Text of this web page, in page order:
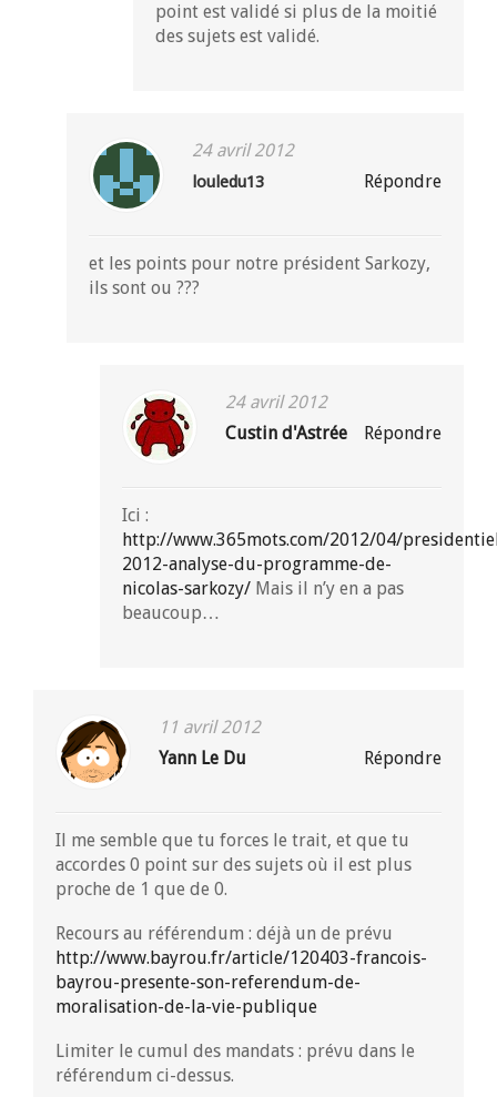
point est validé si plus de la moitié
des sujets est validé.
24 avril 2012
louledu13 Répondre
et les points pour notre président Sarkozy,
ils sont ou ???
24 avril 2012
Custin d'Astrée
Répondre
Ici :
http://www.365mots.com/2012/04/
2012-analyse-du-programme-de-
nicolas-sarkozy/ Mais il n’y en a pas
beaucoup…
11 avril 2012
Yann Le Du
Répondre
Il me semble que tu forces le trait, et que tu
accordes 0 point sur des sujets où il est plus
proche de 1 que de 0.
Recours au référendum : déjà un de prévu
http://www.bayrou.fr/article/120403-francois-
bayrou-presente-son-referendum-de-
moralisation-de-la-vie-publique
Limiter le cumul des mandats : prévu dans le
référendum ci-dessus.